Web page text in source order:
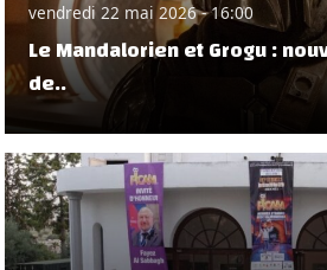
vendredi 22 mai 2026 - 16:00
Le Mandalorien et Grogu :
de..